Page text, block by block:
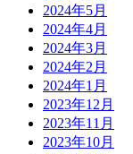
2024年5月
2024年4月
2024年3月
2024年2月
2024年1月
2023年12月
2023年11月
2023年10月